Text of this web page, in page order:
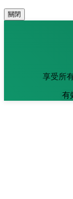
關閉
享受所
有